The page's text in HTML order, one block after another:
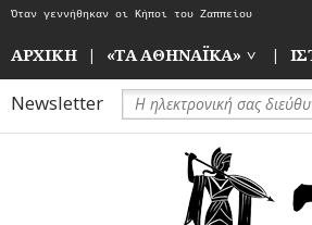
Skip
Όταν γεννήθηκαν οι Κήποι του Ζαππείου
ΑΡΧΙΚΗ «ΤΑ ΑΘΗΝΑΪΚΑ»
Newsletter